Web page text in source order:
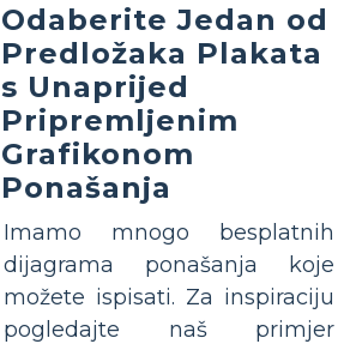
Odaberite Jedan od
Predložaka Plakata
s Unaprijed
Pripremljenim
Grafikonom
Ponašanja
Imamo mnogo besplatnih
dijagrama ponašanja koje
možete ispisati. Za inspiraciju
pogledajte naš primjer